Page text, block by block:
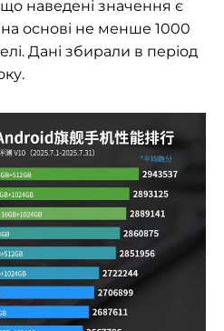
наведені значення є
основі не менше 1000
Дані збирали в період